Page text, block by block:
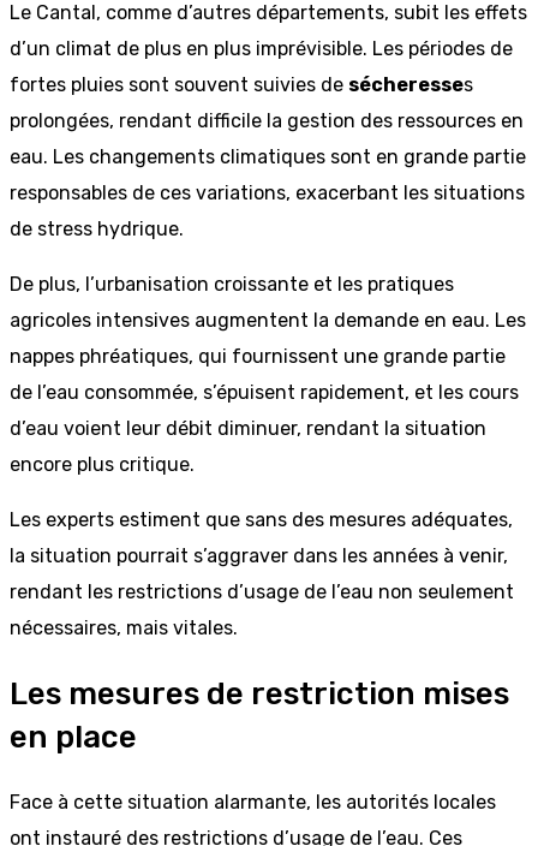
Le Cantal, comme d’autres départements, subit les effets
d’un climat de plus en plus imprévisible. Les périodes de
fortes pluies sont souvent suivies de sécheresses
prolongées, rendant difficile la gestion des ressources en
eau. Les changements climatiques sont en grande partie
responsables de ces variations, exacerbant les situations
de stress hydrique.
De plus, l’urbanisation croissante et les pratiques
agricoles intensives augmentent la demande en eau. Les
nappes phréatiques, qui fournissent une grande partie
de l’eau consommée, s’épuisent rapidement, et les cours
d’eau voient leur débit diminuer, rendant la situation
encore plus critique.
Les experts estiment que sans des mesures adéquates,
la situation pourrait s’aggraver dans les années à venir,
rendant les restrictions d’usage de l’eau non seulement
nécessaires, mais vitales.
Les mesures de restriction mises
en place
Face à cette situation alarmante, les autorités locales
ont instauré des restrictions d’usage de l’eau. Ces